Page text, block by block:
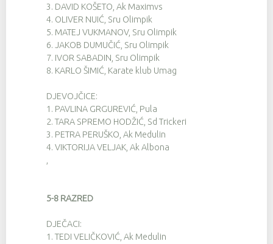
3. DAVID KOŠETO, Ak Maximvs
4. OLIVER NUIĆ, Sru Olimpik
5. MATEJ VUKMANOV, Sru Olimpik
6. JAKOB DUMUČIĆ, Sru Olimpik
7. IVOR SABADIN, Sru Olimpik
8. KARLO ŠIMIĆ, Karate klub Umag
DJEVOJČICE:
1. PAVLINA GRGUREVIĆ, Pula
2. TARA SPREMO HODŽIĆ, Sd Trickeri
3. PETRA PERUŠKO, Ak Medulin
4. VIKTORIJA VELJAK, Ak Albona
,
5-8 RAZRED
DJEČACI:
1. TEDI VELIČKOVIĆ, Ak Medulin